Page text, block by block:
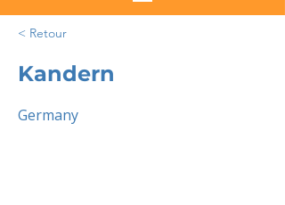
< Retour
Kandern
Germany